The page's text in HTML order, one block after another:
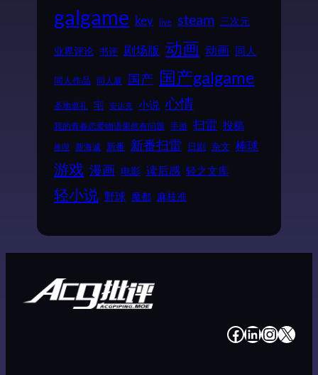
galgame key live steam 三次元
业界评论 书评 剧场版 动画 动画 同人
同人作品 同人展 国产 国产galgame
圣地巡礼 宅 安达充 小说 心情
我的青春恋爱物语果然有问题 手游 扫雷 投稿
推理 新海诚 新番 新番扫雷 日剧 杂文 棒球
游戏 漫画 电影 读后感 轻之文库
轻小说 野球 魔都 麻枝准
# # # #